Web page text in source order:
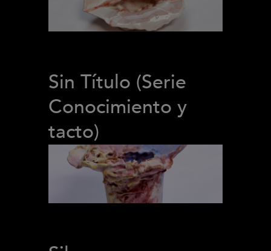
Sin Título (Serie
Conocimiento y
tacto)